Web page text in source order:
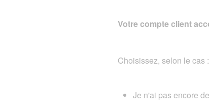
Votre compte client
Choisissez, selon le cas :
Je n'ai pas encore